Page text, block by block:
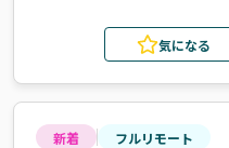
気になる
新着 フルリモート